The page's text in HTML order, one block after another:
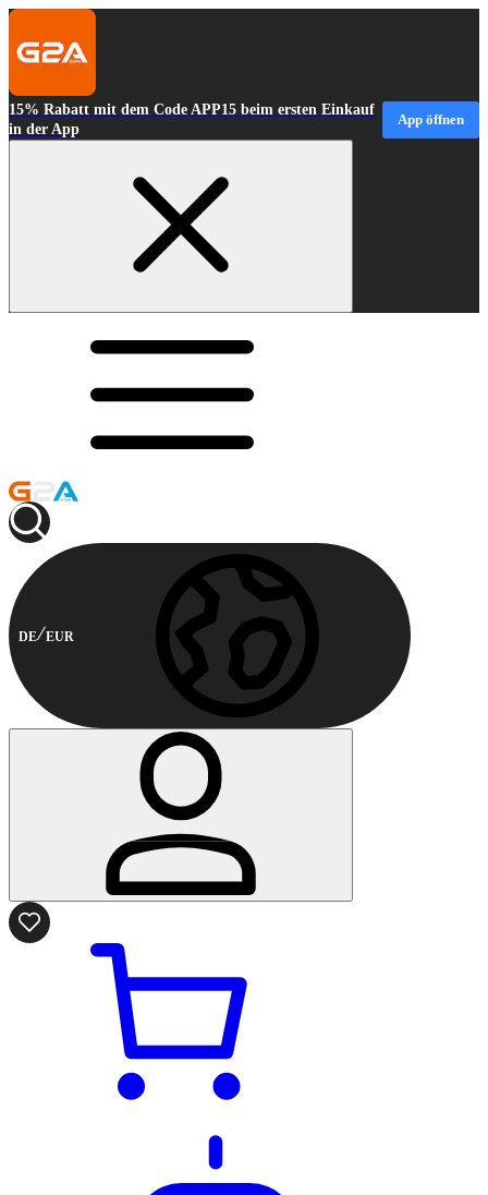
15% Rabatt mit dem Code APP15 beim ersten Einkauf
in der App
App öffnen
DE EUR